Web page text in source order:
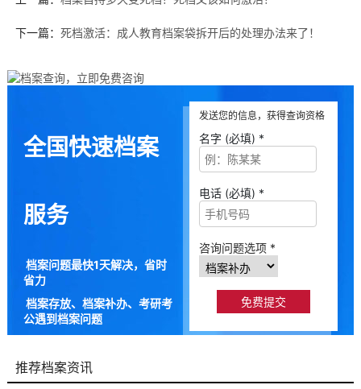
下一篇： 死档激活：成人教育档案袋拆开后的处理办法来了！
全国快速档案
服务
档案问题最快1天解决，省时
省力
档案存放、档案补办、考研考
公遇到档案问题
发送您的信息，获得查询资格
名字 (必填) *
电话 (必填) *
咨询问题选项 *
推荐档案资讯